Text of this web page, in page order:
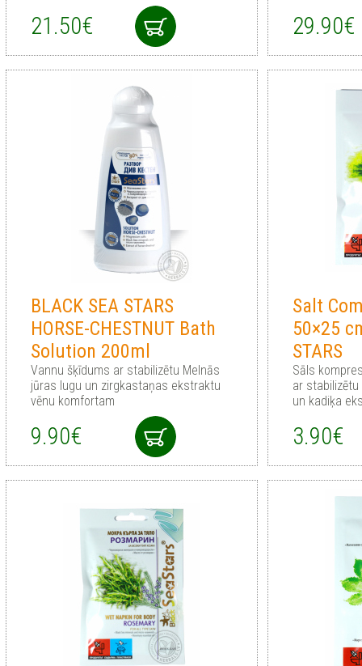
21.50€ 29.90€
BLACK SEA STARS
HORSE-CHESTNUT Bath
Solution 200ml
Vannu šķīdums ar stabilizētu Melnās
jūras lugu un zirgkastaņas ekstraktu
vēnu komfortam
9.90€
Salt
50×25
STARS
Sāls
ar
un kadiķa
3.90€